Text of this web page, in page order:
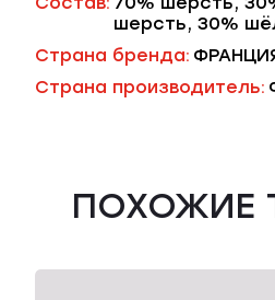
шерсть, 30%
Страна бренда:
Страна производитель:
ПОХОЖИЕ